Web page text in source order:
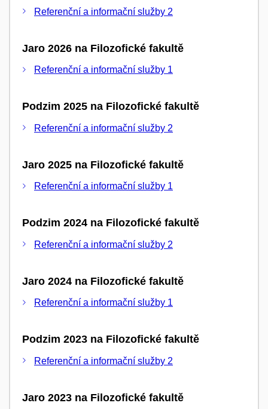
Referenční a informační služby 2
Jaro 2026 na Filozofické fakultě
Referenční a informační služby 1
Podzim 2025 na Filozofické fakultě
Referenční a informační služby 2
Jaro 2025 na Filozofické fakultě
Referenční a informační služby 1
Podzim 2024 na Filozofické fakultě
Referenční a informační služby 2
Jaro 2024 na Filozofické fakultě
Referenční a informační služby 1
Podzim 2023 na Filozofické fakultě
Referenční a informační služby 2
Jaro 2023 na Filozofické fakultě